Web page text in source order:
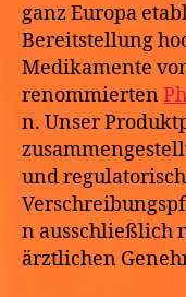
ganz Europa
Bereitstellung
Medikamente
renommierten
n. Unser
und
n ausschließlich
ärztlichen